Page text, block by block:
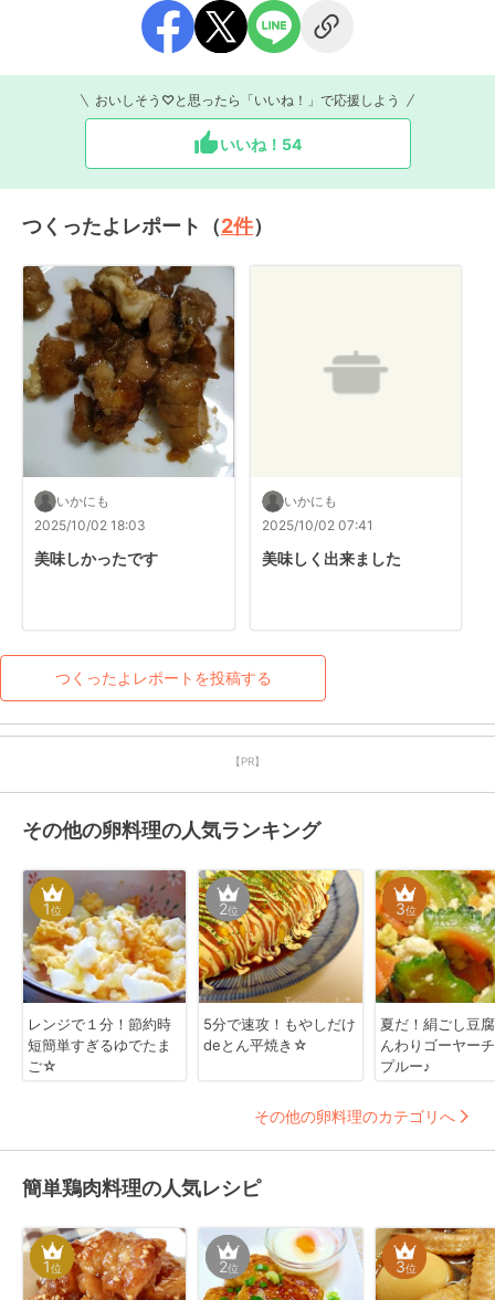
おいしそう♡と思ったら「いいね！」で応援しよう
いいね！ 54
つくったよレポート（2件）
いかにも
2025/10/02 18:03
美味しかったです
いかにも
2025/10/02 07:41
美味しく出来ました
つくったよレポートを投稿する
【PR】
その他の卵料理の人気ランキング
1位
レンジで１分！節約時
短簡単すぎるゆでたま
ご☆
2位
5分で速攻！もやしだけ
deとん平焼き☆
3位
夏だ！絹ごし豆
んわりゴーヤー
プルー♪
その他の卵料理のカテゴリへ
簡単鶏肉料理の人気レシピ
1位 2位 3位